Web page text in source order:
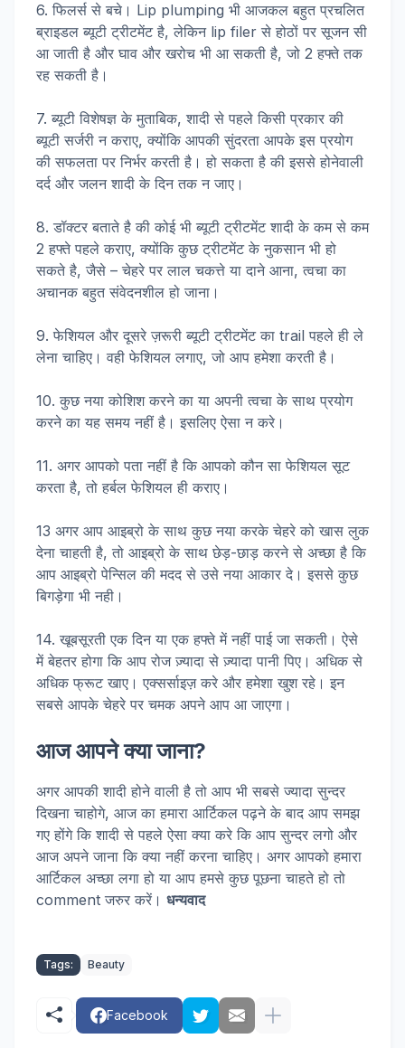
6. फिलर्स से बचे। Lip plumping भी आजकल बहुत प्रचलित
ब्राइडल ब्यूटी ट्रीटमेंट है, लेकिन lip filer से होठों पर सूजन सी
आ जाती है और घाव और खरोच भी आ सकती है, जो 2 हफ्ते तक
रह सकती है।
7. ब्यूटी विशेषज्ञ के मुताबिक, शादी से पहले किसी प्रकार की
ब्यूटी सर्जरी न कराए, क्योंकि आपकी सुंदरता आपके इस प्रयोग
की सफलता पर निर्भर करती है। हो सकता है की इससे होनेवाली
दर्द और जलन शादी के दिन तक न जाए।
8. डॉक्टर बताते है की कोई भी ब्यूटी ट्रीटमेंट शादी के कम से कम
2 हफ्ते पहले कराए, क्योंकि कुछ ट्रीटमेंट के नुकसान भी हो
सकते है, जैसे – चेहरे पर लाल चकत्ते या दाने आना, त्वचा का
अचानक बहुत संवेदनशील हो जाना।
9. फेशियल और दूसरे ज़रूरी ब्यूटी ट्रीटमेंट का trail पहले ही ले
लेना चाहिए। वही फेशियल लगाए, जो आप हमेशा करती है।
10. कुछ नया कोशिश करने का या अपनी त्वचा के साथ प्रयोग
करने का यह समय नहीं है। इसलिए ऐसा न करे।
11. अगर आपको पता नहीं है कि आपको कौन सा फेशियल सूट
करता है, तो हर्बल फेशियल ही कराए।
13 अगर आप आइब्रो के साथ कुछ नया करके चेहरे को खास लुक
देना चाहती है, तो आइब्रो के साथ छेड़-छाड़ करने से अच्छा है कि
आप आइब्रो पेन्सिल की मदद से उसे नया आकार दे। इससे कुछ
बिगड़ेगा भी नही।
14. खूबसूरती एक दिन या एक हफ्ते में नहीं पाई जा सकती। ऐसे
में बेहतर होगा कि आप रोज ज़्यादा से ज़्यादा पानी पिए। अधिक से
अधिक फ्रूट खाए। एक्सर्साइज़ करे और हमेशा खुश रहे। इन
सबसे आपके चेहरे पर चमक अपने आप आ जाएगा।
आज आपने क्या जाना?
अगर आपकी शादी होने वाली है तो आप भी सबसे ज्यादा सुन्दर
दिखना चाहोगे, आज का हमारा आर्टिकल पढ़ने के बाद आप समझ
गए होंगे कि शादी से पहले ऐसा क्या करे कि आप सुन्दर लगो और
आज अपने जाना कि क्या नहीं करना चाहिए। अगर आपको हमारा
आर्टिकल अच्छा लगा हो या आप हमसे कुछ पूछना चाहते हो तो
comment जरुर करें। धन्यवाद
Tags: Beauty
Facebook